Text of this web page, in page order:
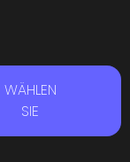
WÄHLEN
SIE